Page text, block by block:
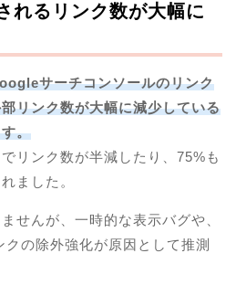
れるリンク数が大幅に
サーチコンソールのリンク
リンク数が大幅に減少している
。
リンク数が半減したり、75%も
ました。
せんが、一時的な表示バグや、
の除外強化が原因として推測